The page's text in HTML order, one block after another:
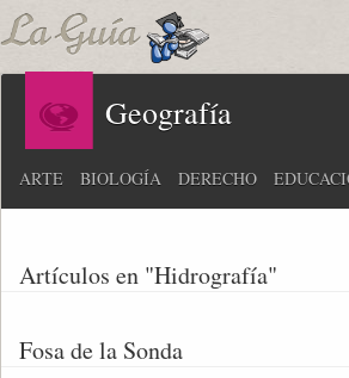
Geografía
ARTE BIOLOGÍA DERECHO
Artículos en "Hidrografía"
Fosa de la Sonda